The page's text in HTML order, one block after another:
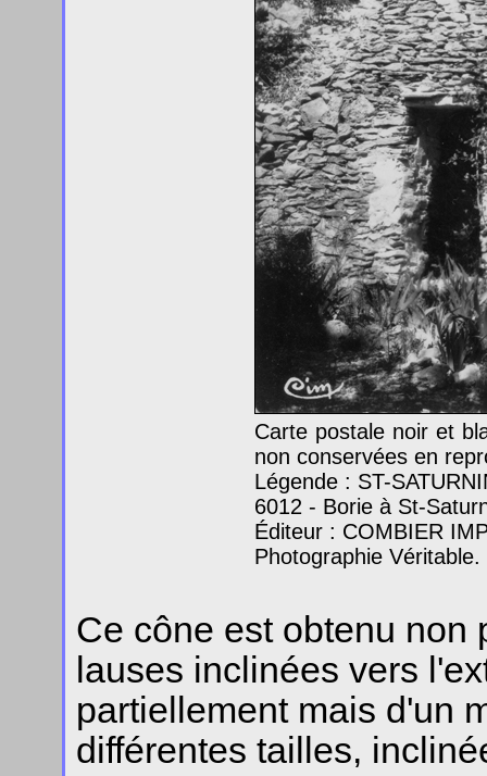
Carte postale noir et
non conservées en
Légende : ST-
6012 - Borie à St-
Éditeur : COMBIER
Photographie Véritable.
Ce cône est obtenu non
lauses inclinées vers
partiellement mais d'un
différentes tailles,